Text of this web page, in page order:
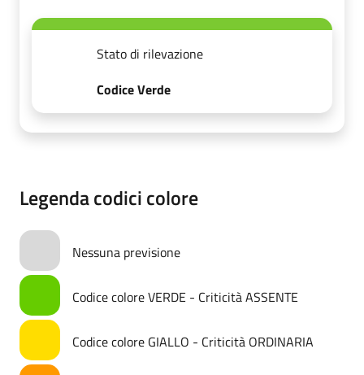
Stato di rilevazione
Codice Verde
Legenda codici colore
Nessuna previsione
Codice colore VERDE - Criticità ASSENTE
Codice colore GIALLO - Criticità ORDINARIA